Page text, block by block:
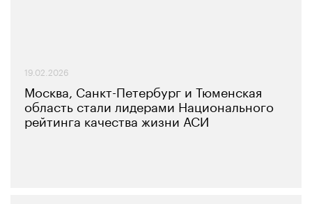
19.02.2026
Москва, Санкт-Петербург и Тюменская
область стали лидерами Национального
рейтинга качества жизни АСИ